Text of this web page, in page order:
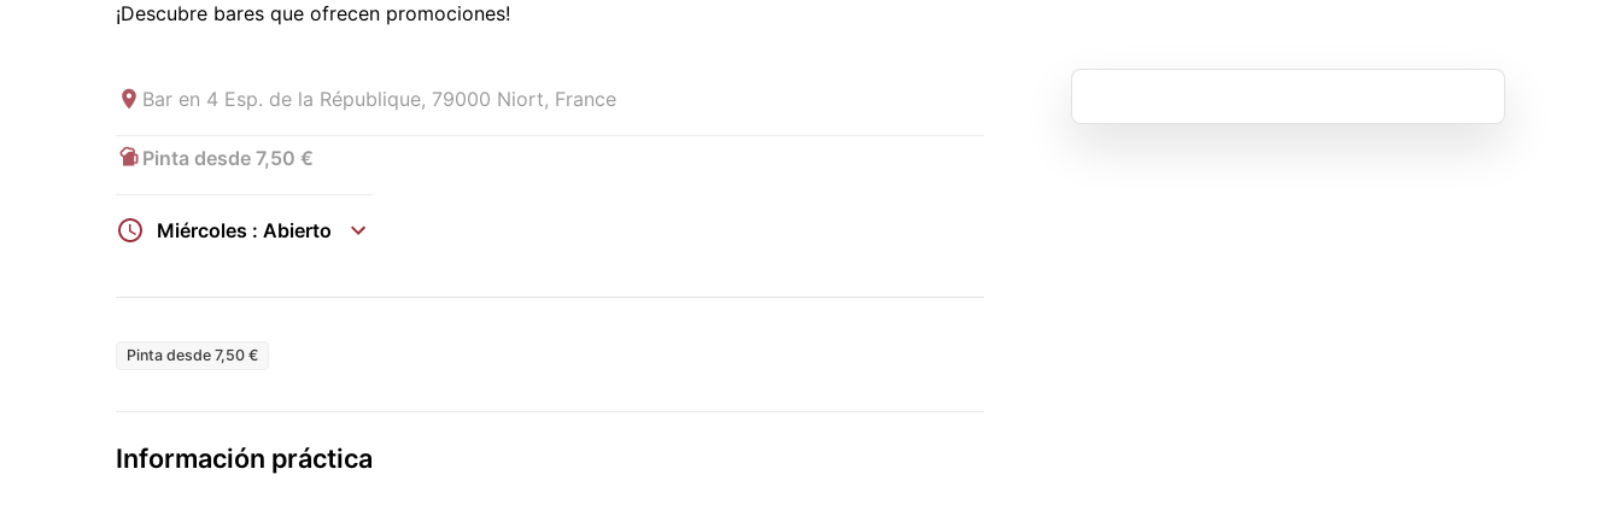
¡Descubre bares que ofrecen promociones!
Bar en 4 Esp. de la République, 79000 Niort, France
Pinta desde 7,50 €
Miércoles : Abierto
Pinta desde 7,50 €
Información práctica